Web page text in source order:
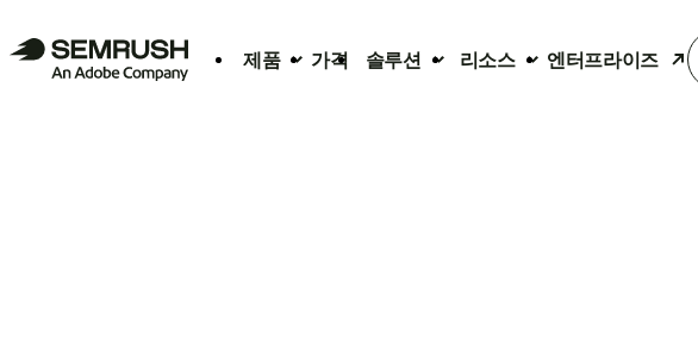
제품 가격 솔루션 리소스 엔터프라이즈